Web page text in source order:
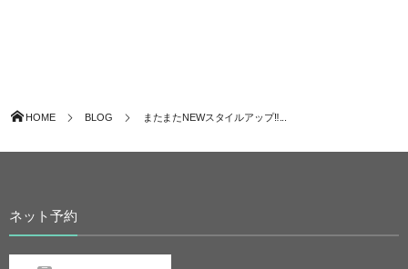
HOME BLOG またまたNEWスタイルアップ‼...
ネット予約